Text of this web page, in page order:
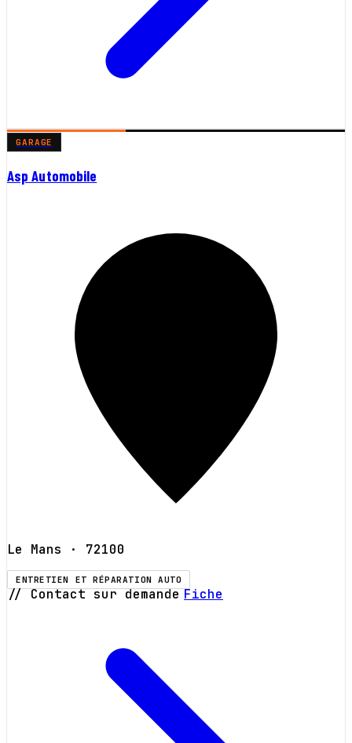
GARAGE
Asp Automobile
Le Mans · 72100
ENTRETIEN ET RÉPARATION AUTO
// Contact sur demande Fiche